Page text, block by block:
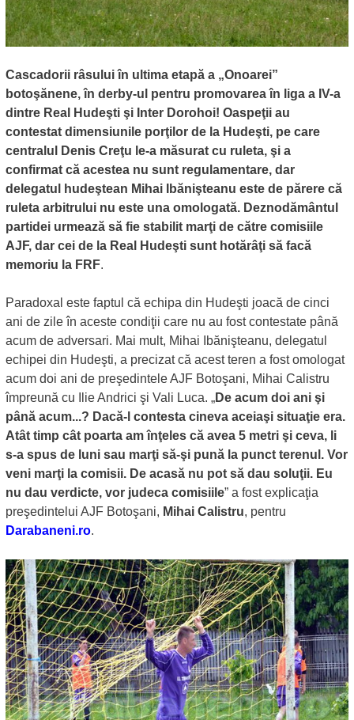
Cascadorii râsului în ultima etapă a „Onoarei”
botoşănene, în derby-ul pentru promovarea în liga a IV-a
dintre Real Hudeşti şi Inter Dorohoi! Oaspeţii au
contestat dimensiunile porţilor de la Hudeşti, pe care
centralul Denis Creţu le-a măsurat cu ruleta, şi a
confirmat că acestea nu sunt regulamentare, dar
delegatul hudeştean Mihai Ibănişteanu este de părere că
ruleta arbitrului nu este una omologată. Deznodământul
partidei urmează să fie stabilit marţi de către comisiile
AJF, dar cei de la Real Hudeşti sunt hotărâţi să facă
memoriu la FRF.
Paradoxal este faptul că echipa din Hudeşti joacă de cinci
ani de zile în aceste condiţii care nu au fost contestate până
acum de adversari. Mai mult, Mihai Ibănişteanu, delegatul
echipei din Hudeşti, a precizat că acest teren a fost omologat
acum doi ani de preşedintele AJF Botoşani, Mihai Calistru
împreună cu Ilie Andrici şi Vali Luca. „De acum doi ani şi
până acum...? Dacă-l contesta cineva aceiaşi situaţie era.
Atât timp cât poarta am înţeles că avea 5 metri şi ceva, li
s-a spus de luni sau marţi să-şi pună la punct terenul. Vor
veni marţi la comisii. De acasă nu pot să dau soluţii. Eu
nu dau verdicte, vor judeca comisiile” a fost explicaţia
preşedintelui AJF Botoşani, Mihai Calistru, pentru
Darabaneni.ro.